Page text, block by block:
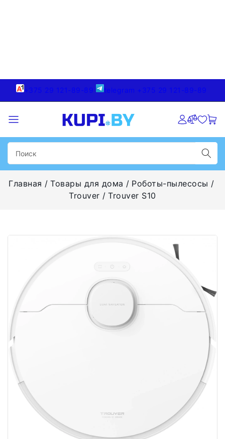
+375 29 121-89-89 telegram +375 29 121-89-89
Главная Товары для дома
Роботы-пылесосы
Trouver
Trouver S10